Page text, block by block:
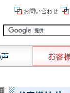
お問い合わせ